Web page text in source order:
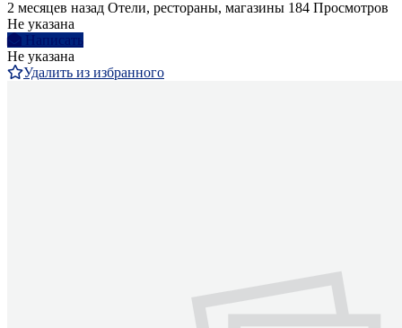
2 месяцев назад Отели, рестораны, магазины 184 Просмотров
Не указана
Написать
Не указана
Удалить из избранного